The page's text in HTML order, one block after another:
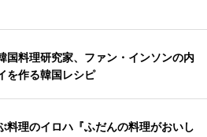
国料理研究家、ファン・インソンの内
を作る韓国レシピ
料理のイロハ『ふだんの料理がおいし